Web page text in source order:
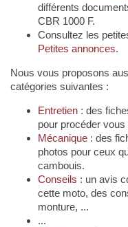
différents
CBR 1000 F.
Consultez les
Petites annonces.
Nous vous proposons
catégories suivantes :
Entretien: des
pour procéder
Mécanique: des
photos pour ceux
cambouis.
Conseils : un avis
cette moto, des
monture, ...
...